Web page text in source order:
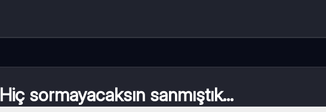
Hiç sormayacaksın sanmıştık...